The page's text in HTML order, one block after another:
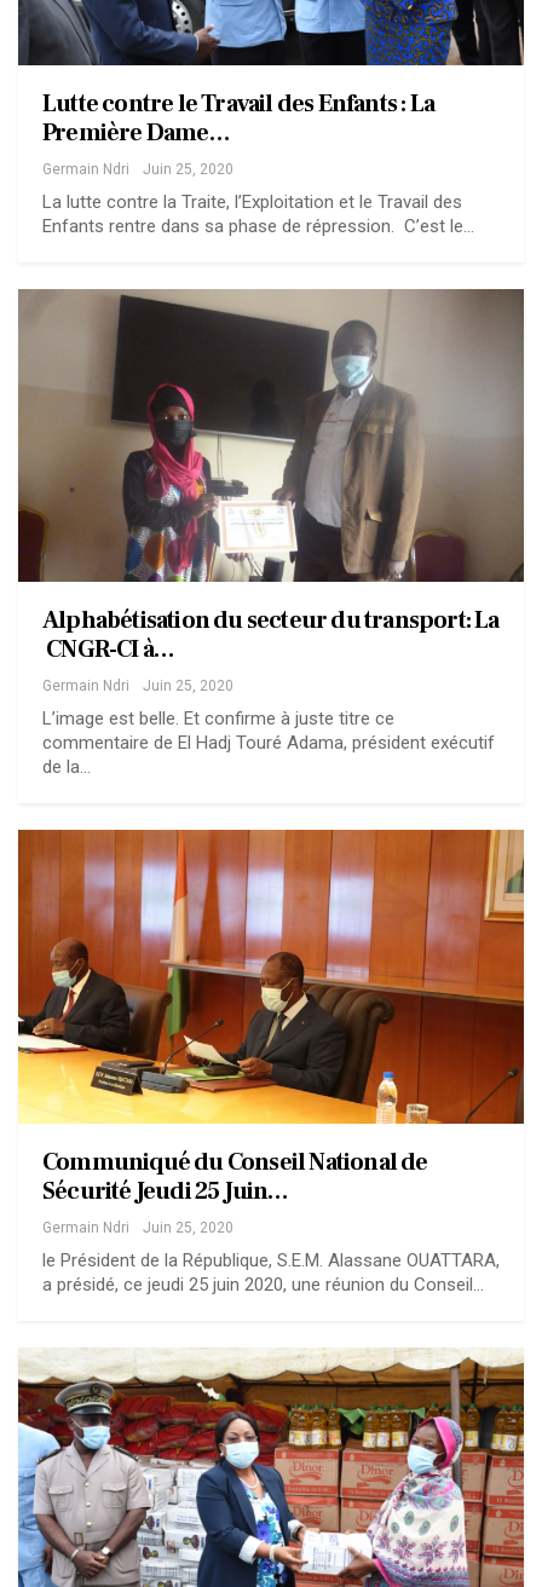
Lutte contre le Travail des Enfants : La
Première Dame…
Germain Ndri Juin 25, 2020
La lutte contre la Traite, l’Exploitation et le Travail des
Enfants rentre dans sa phase de répression. C’est le…
Alphabétisation du secteur du transport: La
CNGR-CI à…
Germain Ndri Juin 25, 2020
L’image est belle. Et confirme à juste titre ce
commentaire de El Hadj Touré Adama, président exécutif
de la…
Communiqué du Conseil National de
Sécurité Jeudi 25 Juin…
Germain Ndri Juin 25, 2020
le Président de la République, S.E.M. Alassane OUATTARA,
a présidé, ce jeudi 25 juin 2020, une réunion du Conseil…